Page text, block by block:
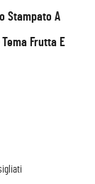
Stampato A
Frutta E